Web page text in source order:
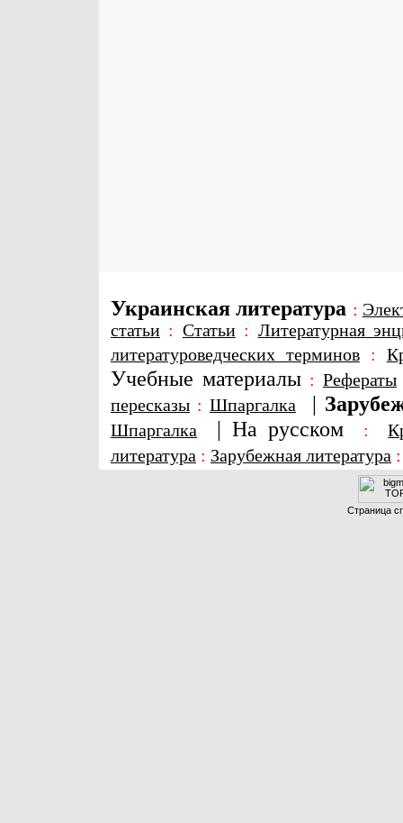
Украинская литература :
статьи : Статьи: Литературная
литературоведческих терминов:
Учебные материалы : Рефераты
пересказы : Шпаргалка |
Шпаргалка | На русском :
литература : Зарубежная литература
Страница